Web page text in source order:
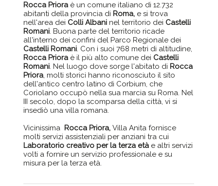
Rocca Priora è un comune italiano di 12.732
abitanti della provincia di Roma, e si trova
nell'area dei Colli Albaninel territorio dei Castelli
Romani. Buona parte del territorio ricade
all'interno dei confini del Parco Regionale dei
Castelli Romani. Con i suoi 768 metri di altitudine,
Rocca Priora è il più alto comune dei Castelli
Romani. Nel luogo dove sorge l'abitato di Rocca
Priora, molti storici hanno riconosciuto il sito
dell'antico centro latino di Corbium, che
Coriolano occupò nella sua marcia su Roma. Nel
III secolo, dopo la scomparsa della città, vi si
insediò una villa romana.
Vicinissima Rocca Priora, Villa Anita fornisce
molti servizi assistenziali per anziani tra cui
Laboratorio creativo per la terza età e altri servizi
volti a fornire un servizio professionale e su
misura per la terza età.